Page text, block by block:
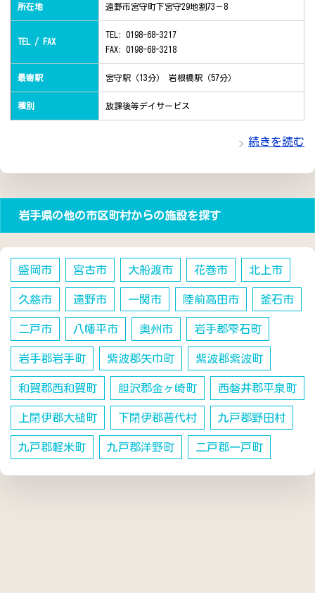
所在地 遠野市宮守町下宮守29地割73－8
TEL / FAX
TEL: 0198-68-3217
FAX: 0198-68-3218
最寄駅 宮守駅（13分） 岩根橋駅（57分）
種別 放課後等デイサービス
続きを読む
岩手県の他の市区町村からの施設を探す
盛岡市 宮古市 大船渡市 花巻市 北上市
久慈市 遠野市 一関市 陸前高田市 釜石市
二戸市 八幡平市 奥州市 岩手郡雫石町
岩手郡岩手町 紫波郡矢巾町 紫波郡紫波町
和賀郡西和賀町 胆沢郡金ヶ崎町 西磐井郡平泉町
上閉伊郡大槌町 下閉伊郡普代村 九戸郡野田村
九戸郡軽米町 九戸郡洋野町 二戸郡一戸町